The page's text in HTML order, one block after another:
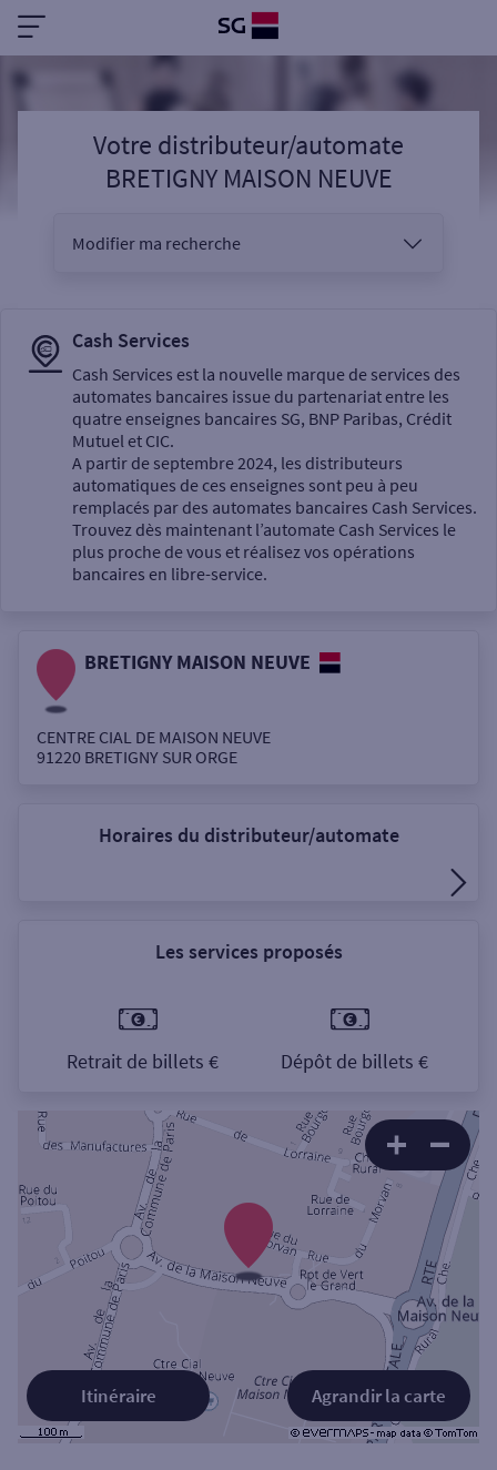
Votre distributeur/automate
BRETIGNY MAISON NEUVE
Modifier ma recherche
Sélectionnez votre recherche
Un service
Autour de moi
Cash Services
Cash Services est la nouvelle marque de services des
automates bancaires issue du partenariat entre les
quatre enseignes bancaires SG, BNP Paribas, Crédit
Mutuel et CIC.
A partir de septembre 2024, les distributeurs
automatiques de ces enseignes sont peu à peu
remplacés par des automates bancaires Cash Services.
Trouvez dès maintenant l’automate Cash Services le
plus proche de vous et réalisez vos opérations
bancaires en libre-service.
BRETIGNY MAISON NEUVE
CENTRE CIAL DE MAISON NEUVE
91220 BRETIGNY SUR ORGE
Horaires du distributeur/automate
Les services proposés
Retrait de billets € Dépôt de billets €
Agrandir la carte
Itinéraire